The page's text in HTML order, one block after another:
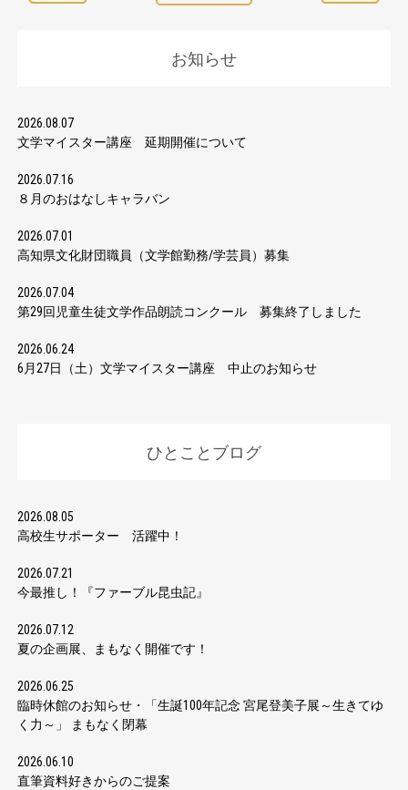
お知らせ
2026.08.07
文学マイスター講座 延期開催について
2026.07.16
８月のおはなしキャラバン
2026.07.01
高知県文化財団職員（文学館勤務/学芸員）募集
2026.07.04
第29回児童生徒文学作品朗読コンクール 募集終了しました
2026.06.24
6月27日（土）文学マイスター講座 中止のお知らせ
ひとことブログ
2026.08.05
高校生サポーター 活躍中！
2026.07.21
今最推し！『ファーブル昆虫記』
2026.07.12
夏の企画展、まもなく開催です！
2026.06.25
臨時休館のお知らせ・「生誕100年記念 宮尾登美子展～生きてゆ
く力～」 まもなく閉幕
2026.06.10
直筆資料好きからのご提案